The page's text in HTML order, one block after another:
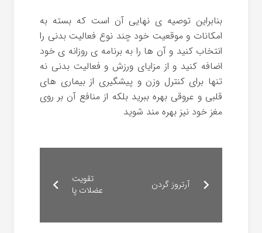
بنابراین توصیه ی نهایی آن است که بسته به
امکانات و موقعیت خود چند نوع فعالیت بدنی را
انتخاب کنید و آن ها را به برنامه ی روزانه ی خود
اضافه کنید و از مزایای ورزش و فعالیت بدنی نه
تنها برای کنترل وزن و پیشگیری از بیماری های
قلبی و عروقی بهره ببرید بلکه از منافع آن بر روی
مغز خود نیز بهره مند شوید
تقویت
عضلات پا
آرتروز گردن